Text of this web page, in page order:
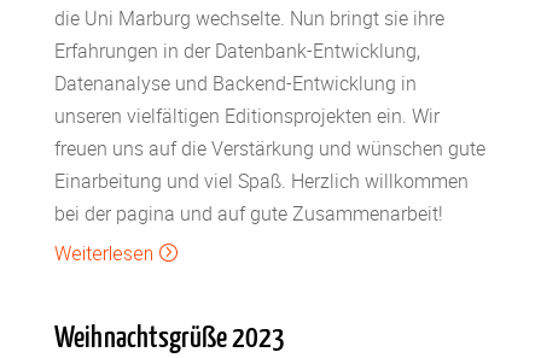
die Uni Marburg wechselte. Nun bringt sie ihre
Erfahrungen in der Datenbank-Entwicklung,
Datenanalyse und Backend-Entwicklung in
unseren vielfältigen Editionsprojekten ein. Wir
freuen uns auf die Verstärkung und wünschen gute
Einarbeitung und viel Spaß. Herzlich willkommen
bei der pagina und auf gute Zusammenarbeit!
Weiterlesen =
Weihnachtsgrüße 2023